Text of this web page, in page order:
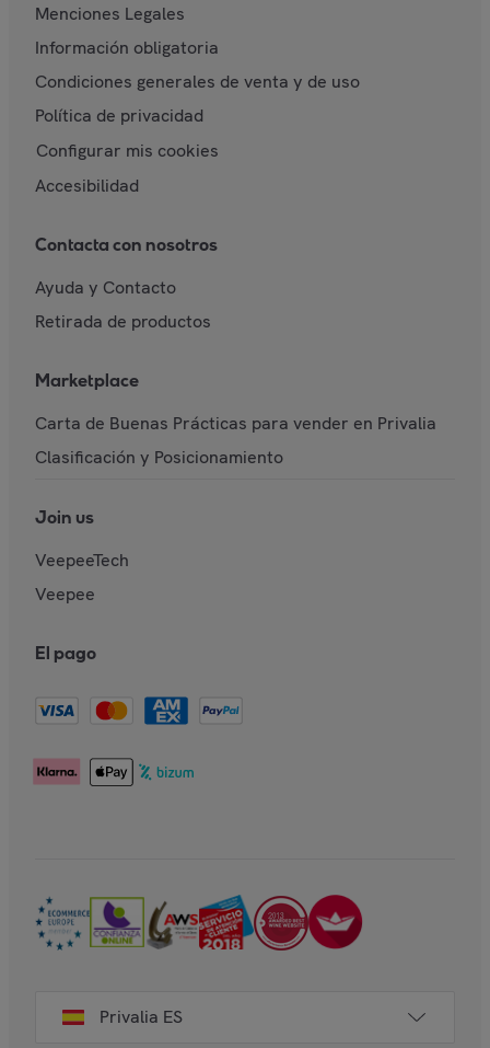
Menciones Legales
Información obligatoria
Condiciones generales de venta y de uso
Política de privacidad
Configurar mis cookies
Accesibilidad
Contacta con nosotros
Ayuda y Contacto
Retirada de productos
Marketplace
Carta de Buenas Prácticas para vender en Privalia
Clasificación y Posicionamiento
Join us
VeepeeTech
Veepee
El pago
Privalia ES